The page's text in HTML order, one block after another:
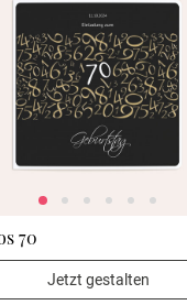
70
Jetzt gestalten